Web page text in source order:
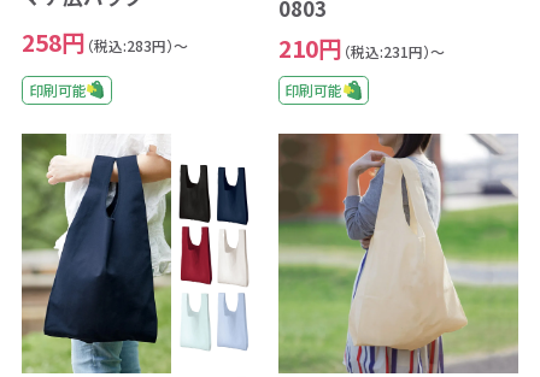
258円 （税込:283円）～
印刷可能
0803
210円 （税込:231円）～
印刷可能